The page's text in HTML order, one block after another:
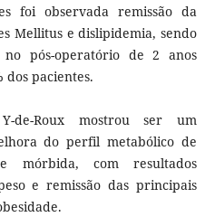
foi observada remissão da
Mellitus e dislipidemia, sendo
pós-operatório de 2 anos
dos pacientes.
de-Roux mostrou ser um
do perfil metabólico de
mórbida, com resultados
e remissão das principais